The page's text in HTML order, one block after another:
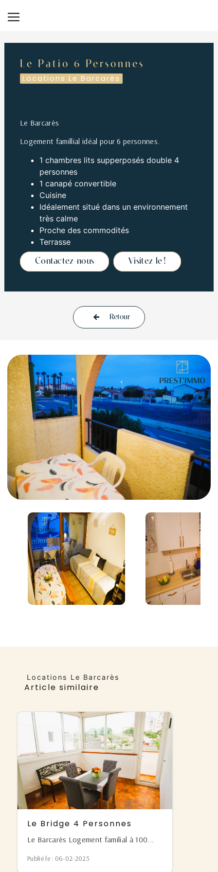
Le Patio 6 Personnes
Locations Le Barcarès
Le Barcarès
Logement famillial idéal pour 6 personnes.
1 chambres lits supperposés double 4
personnes
1 canapé convertible
Cuisine
Idéalement situé dans un environnement
très calme
Proche des commodités
Terrasse
Contactez-nous Visitez le !
Retour
Locations Le Barcarès
Article similaire
Le Bridge 4 Personnes
Le Barcarès Logement familial à 100...
Publié le : 06-02-2025